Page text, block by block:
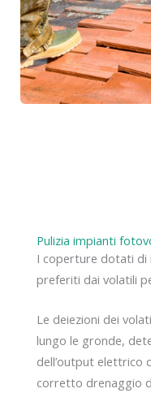
Pulizia impianti
I coperture dotati di
preferiti dai volatili
Le deiezioni dei
lungo le gronde,
dell’output elettrico
corretto drenaggio